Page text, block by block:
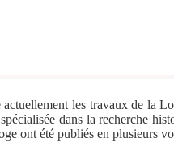
actuellement les travaux de la
dans la recherche
ont été publiés en plusieurs